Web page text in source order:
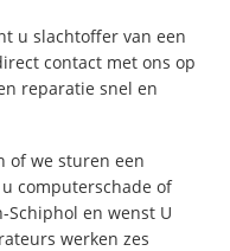
u slachtoffer van een
contact met ons op
reparatie snel en
of we sturen een
computerschade of
en wenst U
werken zes